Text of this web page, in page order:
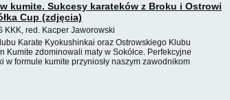
kumite. Sukcesy karateków z Broku i Ostrowi
Cup (zdjęcia)
KKK, red. Kacper Jaworowski
Karate Kyokushinkai oraz Ostrowskiego Klubu
Kumite zdominowali maty w Sokółce. Perfekcyjne
w formule kumite przyniosły naszym zawodnikom